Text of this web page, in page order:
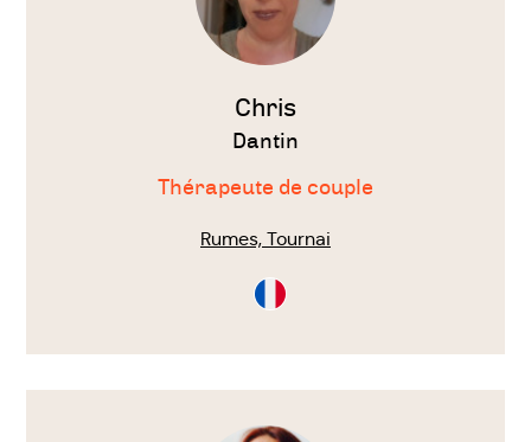
Chris
Dantin
Thérapeute de couple
Rumes, Tournai
Consultation
en
Voir